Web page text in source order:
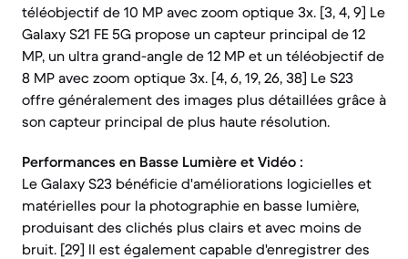
téléobjectif de 10 MP avec zoom optique 3x. [3, 4, 9] Le
Galaxy S21 FE 5G propose un capteur principal de 12
MP, un ultra grand-angle de 12 MP et un téléobjectif de
8 MP avec zoom optique 3x. [4, 6, 19, 26, 38] Le S23
offre généralement des images plus détaillées grâce à
son capteur principal de plus haute résolution.
Performances en Basse Lumière et Vidéo :
Le Galaxy S23 bénéficie d'améliorations logicielles et
matérielles pour la photographie en basse lumière,
produisant des clichés plus clairs et avec moins de
bruit. [29] Il est également capable d'enregistrer des